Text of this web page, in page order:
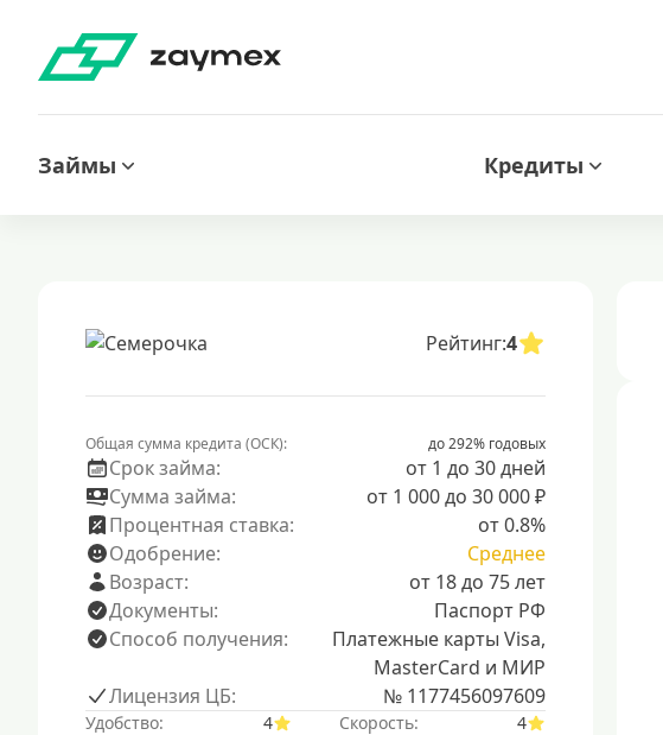
Займы Кредиты
Рейтинг:4
Общая сумма кредита (ОСК): до 292% годовых
Срок займа:
от 1 до 30 дней
Сумма займа:
от 1 000 до 30 000 ₽
Процентная ставка:
от 0.8%
Одобрение:
Среднее
Возраст:
от 18 до 75 лет
Документы:
Паспорт РФ
Способ получения:
Платежные карты Visa,
MasterCard и МИР
Лицензия ЦБ:
№ 1177456097609
Удобство: 4 Скорость:
4